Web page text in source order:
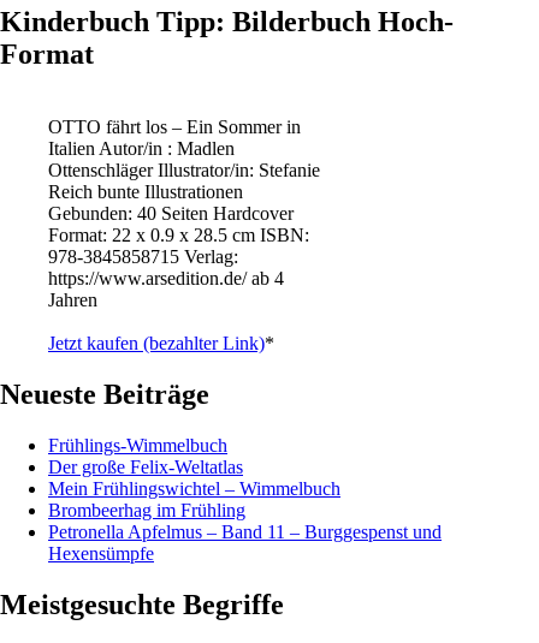
Kinderbuch Tipp: Bilderbuch Hoch-
Format
OTTO fährt los – Ein Sommer in
Italien Autor/in : Madlen
Ottenschläger Illustrator/in: Stefanie
Reich bunte Illustrationen
Gebunden: 40 Seiten Hardcover
Format: 22 x 0.9 x 28.5 cm ISBN: ‎
978-3845858715 Verlag:
https://www.arsedition.de/ ab 4
Jahren
Jetzt kaufen (bezahlter Link)*
Neueste Beiträge
Frühlings-Wimmelbuch
Der große Felix-Weltatlas
Mein Frühlingswichtel – Wimmelbuch
Brombeerhag im Frühling
Petronella Apfelmus – Band 11 – Burggespenst und
Hexensümpfe
Meistgesuchte Begriffe